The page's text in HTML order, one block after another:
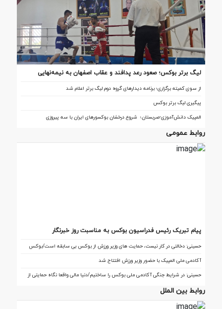
لیگ برتر بوکس؛ صعود رعد پدافند و عقاب اصفهان به نیمه‌نهایی
از سوی کمیته برگزاری؛ برنامه دیدارهای گروه دوم لیگ برتر اعلام شد
پیگیری لیگ برتر بوکس
المپیک دانش‌آموزی-صربستان؛ شروع درخشان بوکسورهای ایران با سه پیروزی
روابط عمومی
پیام تبریک رئیس فدراسیون بوکس به مناسبت روز خبرنگار
حسینی: دخالتی در کار نیست، حمایت های وزیر ورزش از بوکس بی سابقه است/بوکس
بعد از ۸۵ سال با حمایت دنیا مالی صاحب خانه می شود
آکادمی ملی المپیک با حضور وزیر ورزش افتتاح شد
حسینی: در شرایط جنگی آکادمی ملی بوکس را ساختیم/دنیا مالی واقعا نگاه حمایتی از
بوکس دارد
روابط بین الملل